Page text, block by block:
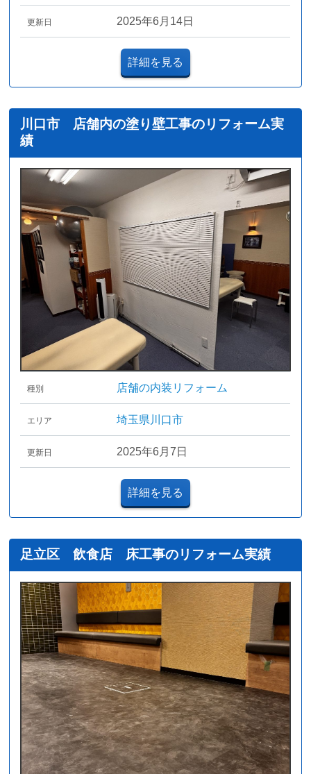
更新日 2025年6月14日
詳細を見る
川口市 店舗内の塗り壁工事のリフォーム実
績
種別 店舗の内装リフォーム
エリア 埼玉県川口市
更新日 2025年6月7日
詳細を見る
足立区 飲食店 床工事のリフォーム実績